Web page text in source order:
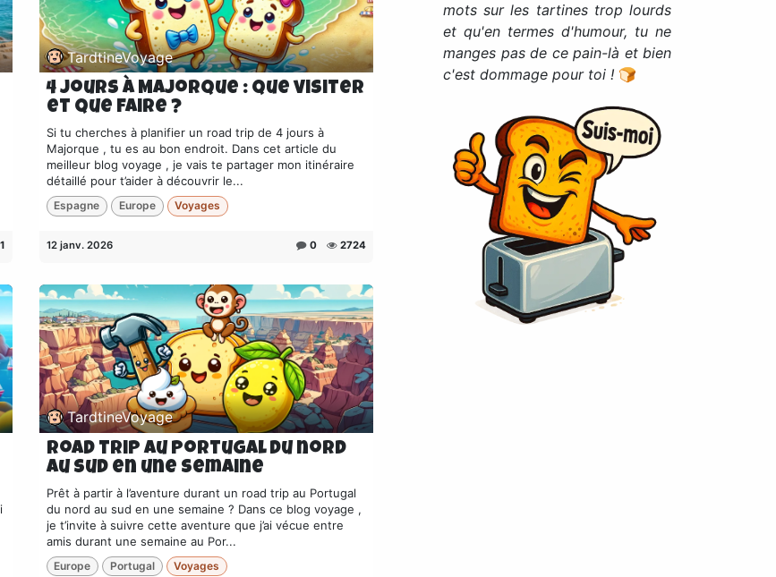
TardtineVoyage
4 jours à Majorque : que visiter
et que faire ?
Si tu cherches à planifier un road trip de 4 jours à
Majorque , tu es au bon endroit. Dans cet article du
meilleur blog voyage , je vais te partager mon itinéraire
détaillé pour t’aider à découvrir le...
Espagne Europe Voyages
12 janv. 2026 0 2724
TardtineVoyage
Road trip au Portugal du nord
au sud en une semaine
Prêt à partir à l’aventure durant un road trip au Portugal
du nord au sud en une semaine ? Dans ce blog voyage ,
je t’invite à suivre cette aventure que j’ai vécue entre
amis durant une semaine au Por...
Europe Portugal Voyages
mots sur les tartines trop lourds
et qu'en termes d'humour, tu ne
manges pas de ce pain-là et bien
c'est dommage pour toi ! 🍞